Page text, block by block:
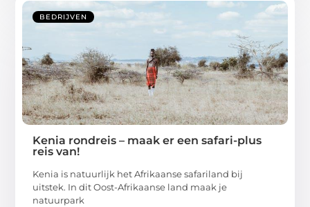
BEDRIJVEN
Kenia rondreis – maak er een safari-plus
reis van!
Kenia is natuurlijk het Afrikaanse safariland bij
uitstek. In dit Oost-Afrikaanse land maak je
natuurpark